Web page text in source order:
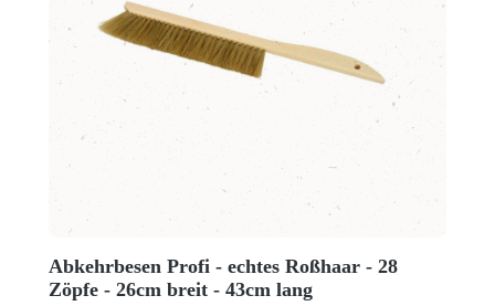
Abkehrbesen Profi - echtes Roßhaar - 28
Zöpfe - 26cm breit - 43cm lang